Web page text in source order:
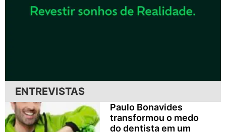
ENTREVISTAS
Paulo Bonavides
transformou o medo
do dentista em um